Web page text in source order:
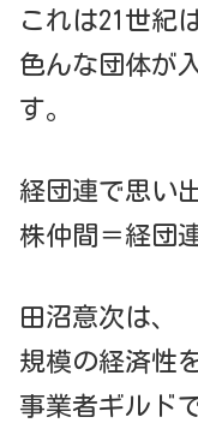
これは21世紀
色んな団体が
す。
経団連で思い
株仲間＝経団
田沼意次は、
規模の経済性
事業者ギルド